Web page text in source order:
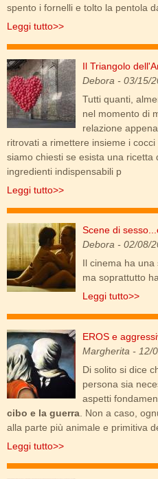
spento i fornelli e tolto la pentola
Leggi tutto>>
sternbergs-triangular-
love.jpg
Il Triangolo
Debora - 03/15/
Tutti quanti,
nel momento di
relazione
ritrovati a rimettere insieme i
siamo chiesti se esista una ricetta
ingredienti indispensabili p
Leggi tutto>>
ultimo_tango.jpg
Scene di
Debora - 02/08/
Il cinema ha
ma soprattutto
Leggi tutto>>
larm-00.jpg
EROS e
Margherita - 12/
Di solito si dice
persona sia
aspetti
cibo e la guerra . Non a caso,
alla parte più animale e primitiva
Leggi tutto>>